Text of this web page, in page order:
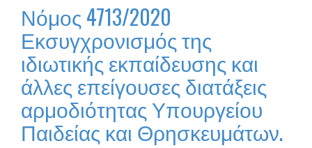
Νόμος 4713/2020
Εκσυγχρονισμός της
ιδιωτικής εκπαίδευσης και
άλλες επείγουσες διατάξεις
αρμοδιότητας Υπουργείου
Παιδείας και Θρησκευμάτων.